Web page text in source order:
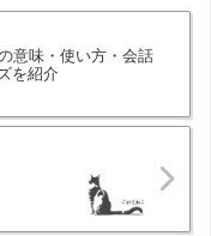
意味・使い方・会話
を紹介